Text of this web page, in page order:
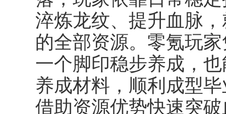
淬炼龙纹、提升血脉
的全部资源。零氪玩
一个脚印稳步养成，
养成材料，顺利成型
借助资源优势快速突